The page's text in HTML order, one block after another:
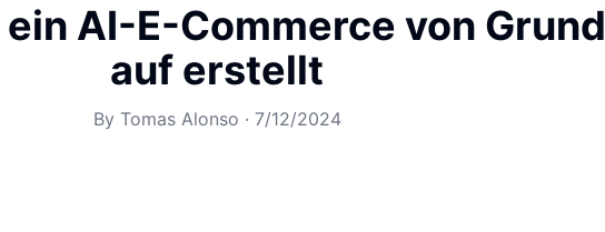
AI-E-Commerce von Grund
auf erstellt
By Tomas Alonso · 7/12/2024